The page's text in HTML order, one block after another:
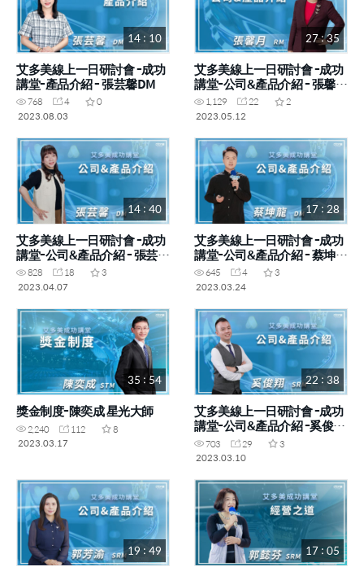
14 : 10
艾多美線上一日研討會 -成功
講堂-產品介紹 - 張芸馨DM
768 4
0
2023.08.03
27 : 35
艾多美線上一日研討會 -成功
講堂-公司&產品介紹 - 張馨月
RM1,129 22
2
2023.05.12
14 : 40
艾多美線上一日研討會 -成功
講堂-公司&產品介紹 - 張芸馨
DM828 18
3
2023.04.07
17 : 28
艾多美線上一日研討會 -成功
講堂-公司&產品介紹 - 蔡坤龍
DM645 4
3
2023.03.24
35 : 54
獎金制度-陳奕成 星光大師
2,240 112
8
2023.03.17
22 : 38
艾多美線上一日研討會 -成功
講堂-公司&產品介紹 -奚俊翔
SRM
703 29
3
2023.03.10
19 : 49 17 : 05